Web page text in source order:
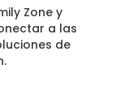
Zone y
a las
de